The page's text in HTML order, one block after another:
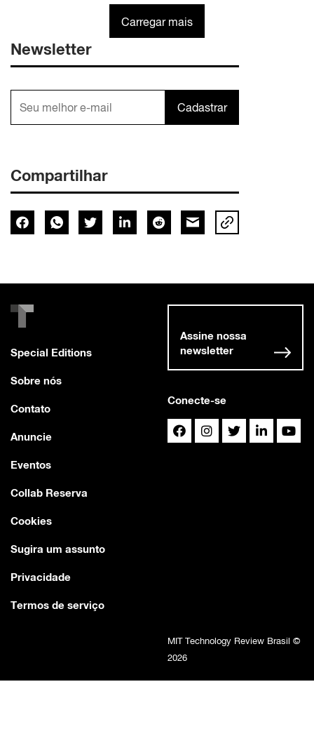
Carregar mais
Newsletter
Cadastrar
Compartilhar
Special Editions
Sobre nós
Contato
Anuncie
Eventos
Collab Reserva
Cookies
Sugira um assunto
Privacidade
Termos de serviço
Conecte-se
Assine nossa
newsletter
MIT Technology Review Brasil ©
2026